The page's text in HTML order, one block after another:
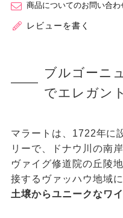
商品についてのお問い合わ
レビューを書く
ブルゴーニ
でエレガン
マラートは、1722年に
リーで、ドナウ川の南
ヴァイグ修道院の丘陵
接するヴァッハウ地域
土壌からユニークなワ